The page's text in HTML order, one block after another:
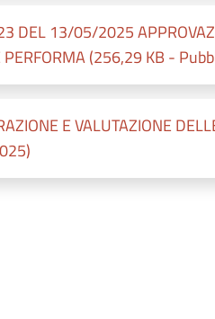
DEL 13/05/2025
PERFORMA (256,29 KB -
E VALUTAZIONE